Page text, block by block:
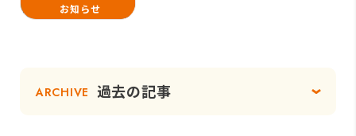
お知らせ
ARCHIVE 過去の記事